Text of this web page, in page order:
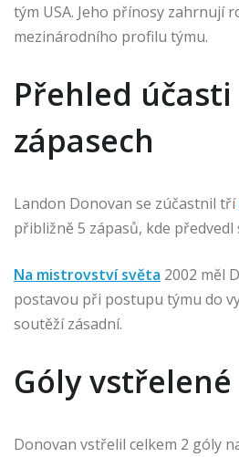
tým USA. Jeho přínosy zahrnují
mezinárodního profilu týmu.
Přehled
zápasech
Landon Donovan se zúčastnil tří
přibližně 5 zápasů, kde
Na mistrovství světa 2002 měl
postavou při postupu týmu do
soutěží zásadní.
Góly
Donovan vstřelil celkem 2 góly